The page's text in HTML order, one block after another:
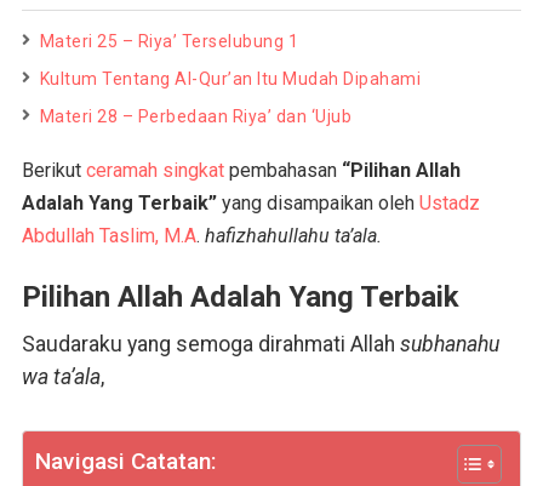
Materi 25 – Riya’ Terselubung 1
Kultum Tentang Al-Qur’an Itu Mudah Dipahami
Materi 28 – Perbedaan Riya’ dan ‘Ujub
Berikut ceramah singkatpembahasan “Pilihan Allah
Adalah Yang Terbaik”yang disampaikan oleh Ustadz
Abdullah Taslim, M.A. hafizhahullahu ta’ala.
Pilihan Allah Adalah Yang Terbaik
Saudaraku yang semoga dirahmati Allah subhanahu
wa ta’ala,
Navigasi Catatan: